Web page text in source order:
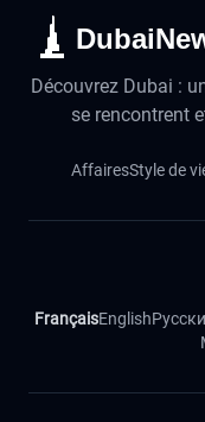
Découvrez Dubai :
se rencontrent
AffairesStyle de
FrançaisEnglish